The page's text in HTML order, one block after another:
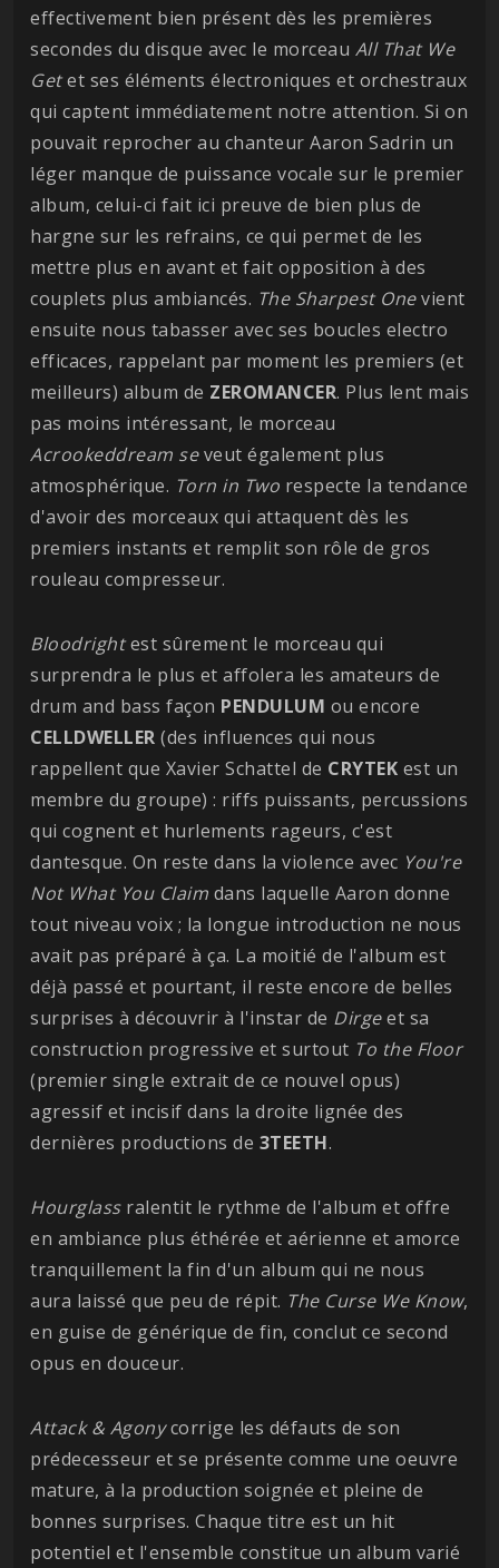
effectivement bien présent dès les premières
secondes du disque avec le morceau All That We
Getet ses éléments électroniques et orchestraux
qui captent immédiatement notre attention. Si on
pouvait reprocher au chanteur Aaron Sadrin un
léger manque de puissance vocale sur le premier
album, celui-ci fait ici preuve de bien plus de
hargne sur les refrains, ce qui permet de les
mettre plus en avant et fait opposition à des
couplets plus ambiancés. The Sharpest Onevient
ensuite nous tabasser avec ses boucles electro
efficaces, rappelant par moment les premiers (et
meilleurs) album de ZEROMANCER. Plus lent mais
pas moins intéressant, le morceau
Acrookeddream seveut également plus
atmosphérique. Torn in Two respecte la tendance
d'avoir des morceaux qui attaquent dès les
premiers instants et remplit son rôle de gros
rouleau compresseur.
Bloodrightest sûrement le morceau qui
surprendra le plus et affolera les amateurs de
drum and bass façon PENDULUM ou encore
CELLDWELLER (des influences qui nous
rappellent que Xavier Schattel de CRYTEK est un
membre du groupe) : riffs puissants, percussions
qui cognent et hurlements rageurs, c'est
dantesque. On reste dans la violence avec You're
Not What You Claim dans laquelle Aaron donne
tout niveau voix ; la longue introduction ne nous
avait pas préparé à ça. La moitié de l'album est
déjà passé et pourtant, il reste encore de belles
surprises à découvrir à l'instar de Dirgeet sa
construction progressive et surtout To the Floor
(premier single extrait de ce nouvel opus)
agressif et incisif dans la droite lignée des
dernières productions de 3TEETH.
Hourglassralentit le rythme de l'album et offre
en ambiance plus éthérée et aérienne et amorce
tranquillement la fin d'un album qui ne nous
aura laissé que peu de répit. The Curse We Know,
en guise de générique de fin, conclut ce second
opus en douceur.
Attack & Agonycorrige les défauts de son
prédecesseur et se présente comme une oeuvre
mature, à la production soignée et pleine de
bonnes surprises. Chaque titre est un hit
potentiel et l'ensemble constitue un album varié